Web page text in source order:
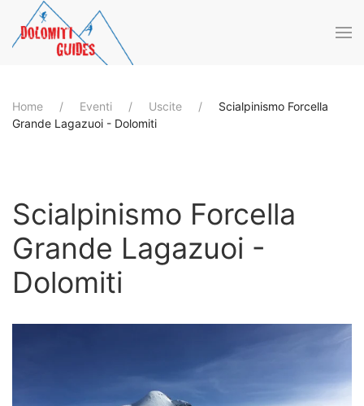
Skip to main content
Home Eventi Uscite
Scialpinismo Forcella
Grande Lagazuoi - Dolomiti
Scialpinismo Forcella
Grande Lagazuoi -
Dolomiti